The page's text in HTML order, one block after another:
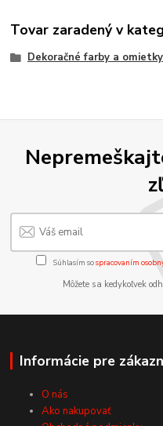
Tovar zaradený v
Dekoračné farby a
Súhlasím sospracovaním
Môžete sa kedykoľvek
Informácie pre
O nás
Ako nakupovať